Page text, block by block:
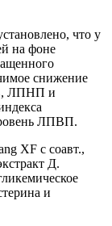
что у
на фоне
снижение
ЛПНП и
ЛПВП.
XF с соавт.,
Д.
и